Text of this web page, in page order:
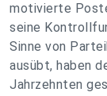
motivierte
seine
Sinne von
ausübt, haben
Jahrzehnten